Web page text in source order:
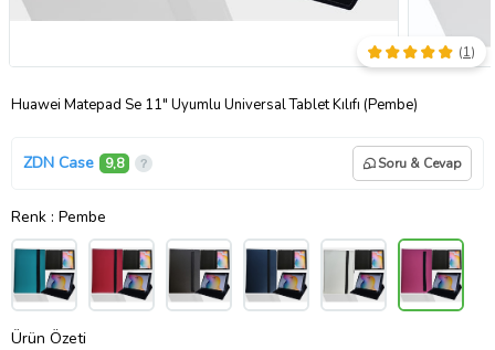
Huawei Matepad Se 11" Uyumlu Üniversal Tablet Kılıfı (Pembe)
(1)
ZDN Case 9,8 Soru & Cevap
Renk : Pembe
Ürün Özeti